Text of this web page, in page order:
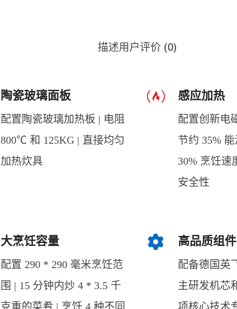
描述用户评价 (0)
陶瓷玻璃面板
配置陶瓷玻璃加热板 | 电阻
800℃ 和 125KG | 直接均匀
加热炊具
感应加热
配置创新电
节约 35%
30% 烹饪速
安全性
大烹饪容量
配置 290 * 290 毫米烹饪范
围 | 15 分钟内炒 4 * 3.5 千
克重的菜肴 | 烹饪 4 种不同
高品质组件
配备德国英
主研发机芯
项核心技术